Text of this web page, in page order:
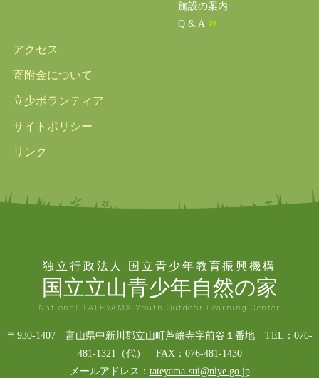
施設の案内
Q & A
アクセス
寄附金について
立少ボランティア
サイトポリシー
リンク
独立行政法人 国立青少年教育振興機構
国立立山青少年自然の家
National TATEYAMA Youth Outdoor Learning Center
〒930-1407 富山県中新川郡立山町芦峅寺字前谷１番地 TEL：076-
481-1321（代） FAX：076-481-1430
メールアドレス： tateyama-sui@niye.go.jp